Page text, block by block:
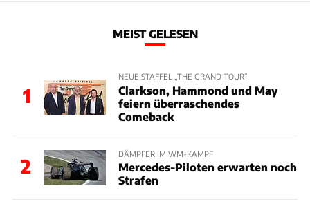
MEIST GELESEN
1
NEUE STAFFEL „THE GRAND TOUR“
Clarkson, Hammond und May
feiern überraschendes
Comeback
2
DÄMPFER IM WM-KAMPF
Mercedes-Piloten erwarten noch
Strafen